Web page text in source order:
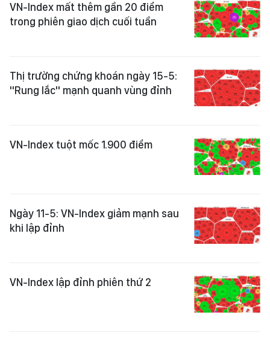
VN-Index mất thêm gần 20 điểm
trong phiên giao dịch cuối tuần
Thị trường chứng khoán ngày 15-5:
"Rung lắc" mạnh quanh vùng đỉnh
VN-Index tuột mốc 1.900 điểm
Ngày 11-5: VN-Index giảm mạnh sau
khi lập đỉnh
VN-Index lập đỉnh phiên thứ 2